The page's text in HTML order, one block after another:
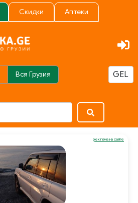
Скидки Аптеки
Вся Грузия
реклама на сайте